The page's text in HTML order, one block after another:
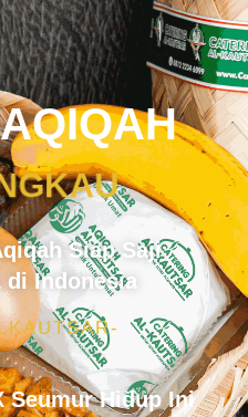
Siap Saji
di Indonesia
Seumur Hidup Ini